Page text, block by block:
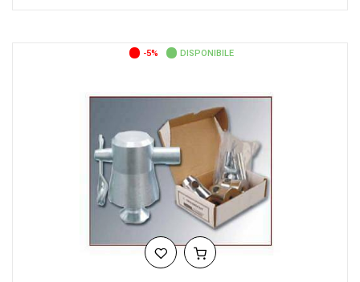
-5% DISPONIBILE